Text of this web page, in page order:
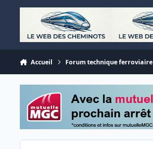
Aller au contenu
Accueil Forum technique ferroviaire